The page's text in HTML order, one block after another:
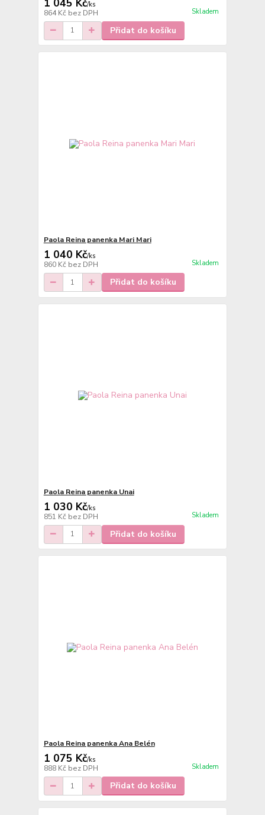
/ks
864 Kč bez DPH Skladem
Přidat do košíku
Paola Reina panenka Mari Mari
1 040 Kč/ks
860 Kč bez DPH Skladem
Přidat do košíku
Paola Reina panenka Unai
1 030 Kč/ks
851 Kč bez DPH Skladem
Přidat do košíku
Paola Reina panenka Ana Belén
1 075 Kč/ks
888 Kč bez DPH Skladem
Přidat do košíku